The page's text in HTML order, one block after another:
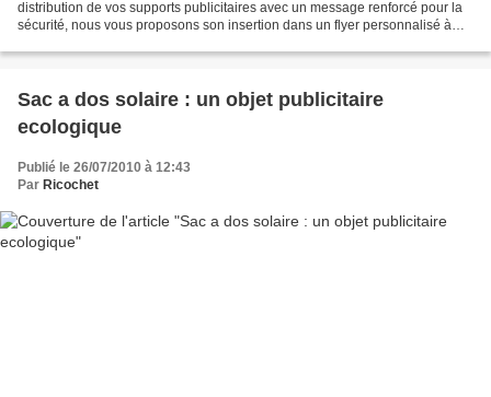
distribution de vos supports publicitaires avec un message renforcé pour la
sécurité, nous vous proposons son insertion dans un flyer personnalisé à
Sac a dos solaire : un objet publicitaire
ecologique
Publié le 26/07/2010 à 12:43
Par Ricochet